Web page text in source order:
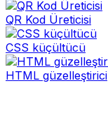
QR Kod Üreticisi
CSS küçültücü
HTML güzelleştirici